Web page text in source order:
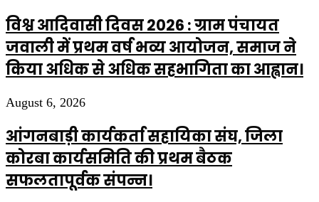
विश्व आदिवासी दिवस 2026 : ग्राम पंचायत
जवाली में प्रथम वर्ष भव्य आयोजन, समाज ने
किया अधिक से अधिक सहभागिता का आह्वान।
August 6, 2026
आंगनबाड़ी कार्यकर्ता सहायिका संघ, जिला
कोरबा कार्यसमिति की प्रथम बैठक
सफलतापूर्वक संपन्न।